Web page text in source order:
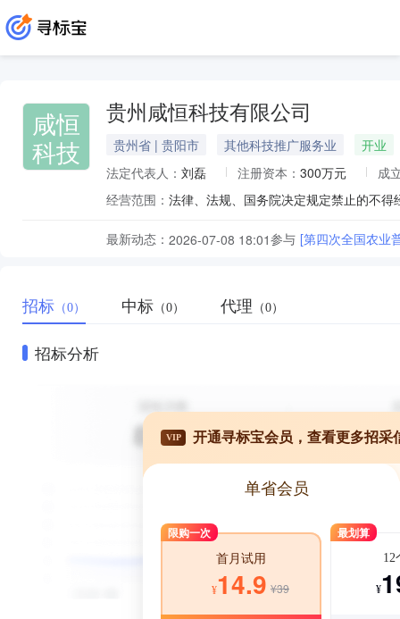
咸恒
科技
贵州咸恒科技有限公司
贵州省 | 贵阳市 其他科技推广服务业
开业
法定代表人： 刘磊 注册资本： 300万元
成
经营范围：
最新动态： 2026-07-08 18:01参与 [第四次全国农业
招标 （0） 中标 （0） 代理 （0）
招标分析
VIP 开通寻标宝会员，查看更多招采
单省会员
限购一次
首月试用
¥14.9 ¥39
最划算
12
¥